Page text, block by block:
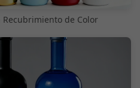
de Color